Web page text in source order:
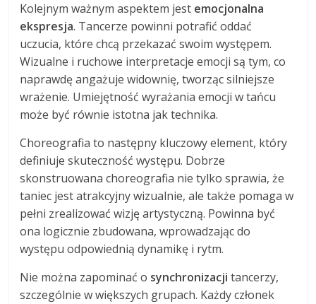
Kolejnym ważnym aspektem jest emocjonalna
ekspresja. Tancerze powinni potrafić oddać
uczucia, które chcą przekazać swoim występem.
Wizualne i ruchowe interpretacje emocji są tym, co
naprawdę angażuje widownię, tworząc silniejsze
wrażenie. Umiejętność wyrażania emocji w tańcu
może być równie istotna jak technika.
Choreografia to następny kluczowy element, który
definiuje skuteczność występu. Dobrze
skonstruowana choreografia nie tylko sprawia, że
taniec jest atrakcyjny wizualnie, ale także pomaga w
pełni zrealizować wizję artystyczną. Powinna być
ona logicznie zbudowana, wprowadzając do
występu odpowiednią dynamikę i rytm.
Nie można zapominać o synchronizacji tancerzy,
szczególnie w większych grupach. Każdy członek